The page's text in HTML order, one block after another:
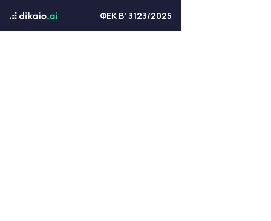
ΦΕΚ Β' 3123/2025